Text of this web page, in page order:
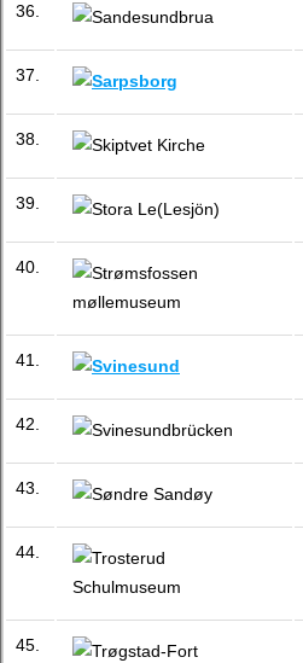
36.
37.
38.
39.
40.
41.
42.
43.
44.
45.